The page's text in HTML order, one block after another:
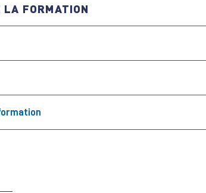
LA FORMATION